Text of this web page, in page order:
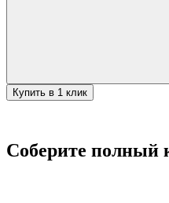
Купить в 1 клик
Соберите полный